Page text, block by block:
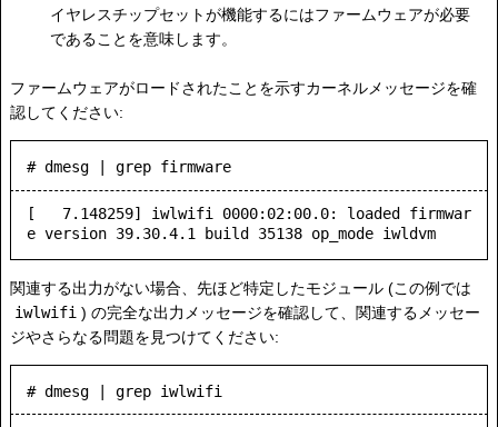
イヤレスチップセットが機能するにはファームウェアが必要
であることを意味します。
ファームウェアがロードされたことを示すカーネルメッセージを確
認してください:
# dmesg | grep firmware
[   7.148259] iwlwifi 0000:02:00.0: loaded firmwar
関連する出力がない場合、先ほど特定したモジュール (この例では
iwlwifi ) の完全な出力メッセージを確認して、関連するメッセー
ジやさらなる問題を見つけてください:
# dmesg | grep iwlwifi